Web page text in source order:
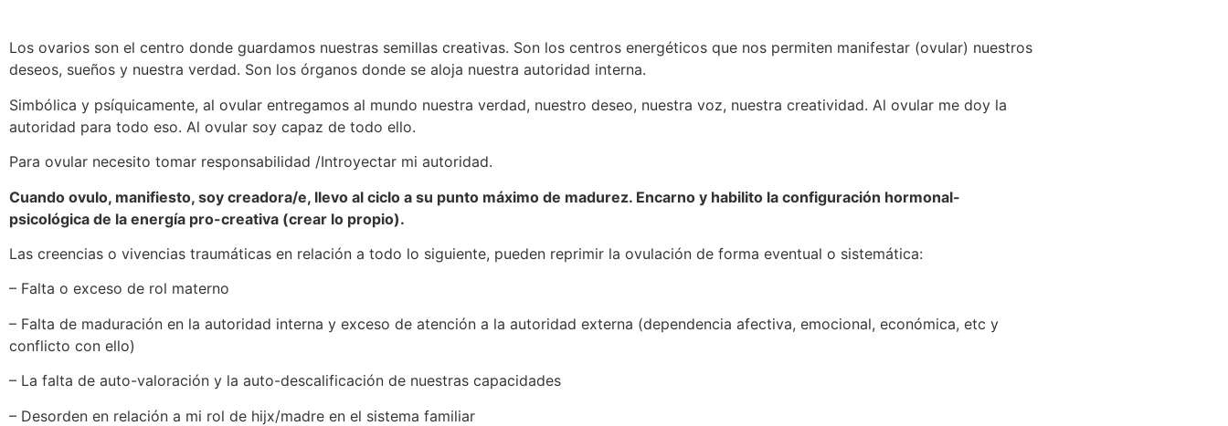
Los ovarios son el centro donde guardamos nuestras semillas creativas. Son los centros energéticos que nos permiten manifestar (ovular) nuestros
deseos, sueños y nuestra verdad. Son los órganos donde se aloja nuestra autoridad interna.
Simbólica y psíquicamente, al ovular entregamos al mundo nuestra verdad, nuestro deseo, nuestra voz, nuestra creatividad. Al ovular me doy la
autoridad para todo eso. Al ovular soy capaz de todo ello.
Para ovular necesito tomar responsabilidad /Introyectar mi autoridad.
Cuando ovulo, manifiesto, soy creadora/e, llevo al ciclo a su punto máximo de madurez. Encarno y habilito la configuración hormonal-
psicológica de la energía pro-creativa (crear lo propio).
Las creencias o vivencias traumáticas en relación a todo lo siguiente, pueden reprimir la ovulación de forma eventual o sistemática:
– Falta o exceso de rol materno
– Falta de maduración en la autoridad interna y exceso de atención a la autoridad externa (dependencia afectiva, emocional, económica, etc y
conflicto con ello)
– La falta de auto-valoración y la auto-descalificación de nuestras capacidades
– Desorden en relación a mi rol de hijx/madre en el sistema familiar